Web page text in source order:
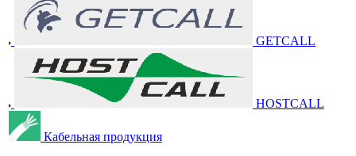
GETCALL
HOSTCALL
Кабельная продукция